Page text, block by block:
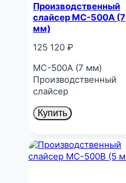
Производственный
слайсер MC-500A (7
мм)
125 120 ₽
MC-500A (7 мм)
Производственный
слайсер
Купить